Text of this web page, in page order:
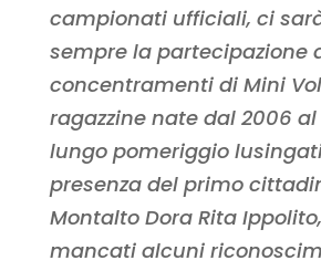
campionati ufficiali, ci
sempre la partecipazione
concentramenti di Mini
ragazzine nate dal 2006 al
lungo pomeriggio
presenza del primo
Montalto Dora Rita
mancati alcuni